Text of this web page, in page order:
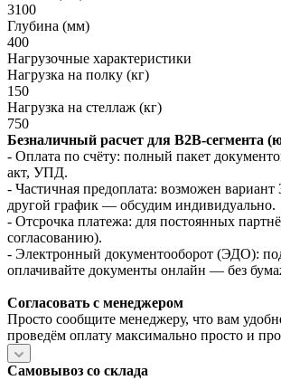
3100
Глубина (мм)
400
Нагрузочные характеристики
Нагрузка на полку (кг)
150
Нагрузка на стеллаж (кг)
750
Безналичный расчет для B2B‑сегмента
- Оплата по счёту: полный пакет
акт, УПД.
- Частичная предоплата: возможен вариант
другой график — обсудим индивидуально.
- Отсрочка платежа: для постоянных
согласованию).
- Электронный документооборот (ЭДО):
оплачивайте документы онлайн — без
Согласовать с менеджером
Просто сообщите менеджеру, что вам
проведём оплату максимально просто и
Самовывоз со склада